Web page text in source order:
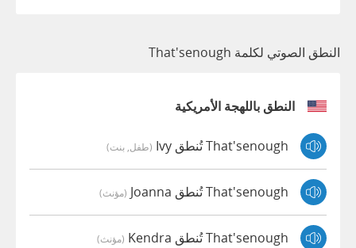
النطق الصوتي لكلمة That'senough
النطق باللهجة الأمريكية
That'senough تُنطق Ivy (طفل, بنت)
That'senough تُنطق Joanna (مؤنث)
That'senough تُنطق Kendra (مؤنث)